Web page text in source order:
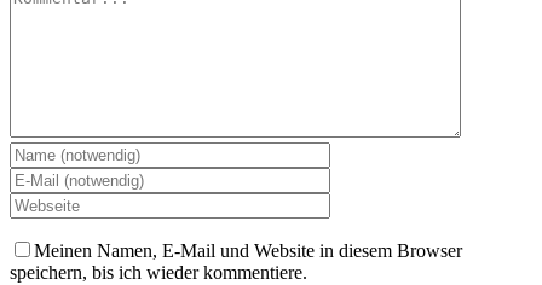
Meinen Namen, E-Mail und Website in diesem Browser
speichern, bis ich wieder kommentiere.